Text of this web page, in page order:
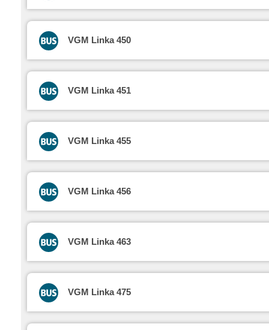
VGM Linka 450
VGM Linka 451
VGM Linka 455
VGM Linka 456
VGM Linka 463
VGM Linka 475